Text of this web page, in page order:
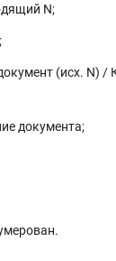
N;
(исх. N) /
документа;